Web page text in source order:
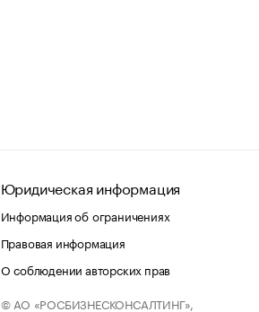
Юридическая информация
Информация об ограничениях
Правовая информация
О соблюдении авторских прав
© АО «РОСБИЗНЕСКОНСАЛТИНГ»,